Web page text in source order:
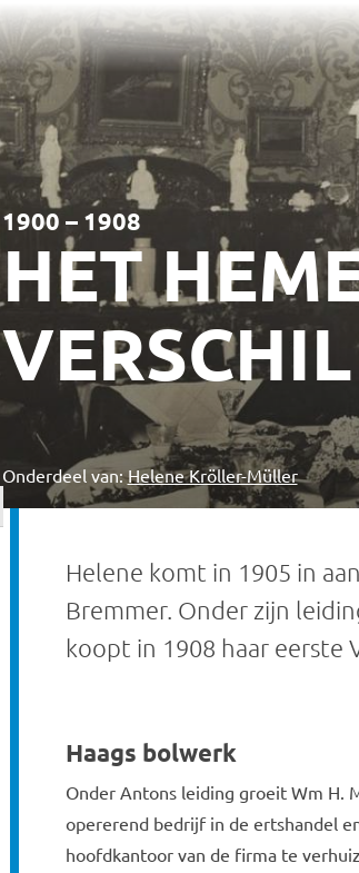
1900 – 1908
HET
VERSCHIL
Onderdeel van:Helene Kröller-Müller
Helene komt in 1905 in
Bremmer. Onder zijn
koopt in 1908 haar eerste
Haags bolwerk
Onder Antons leiding groeit Wm H.
opererend bedrijf in de ertshandel
hoofdkantoor van de firma te